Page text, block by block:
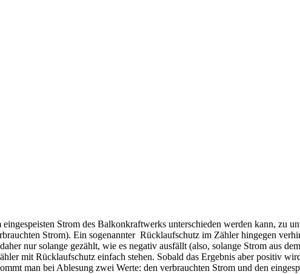
Strom des Balkonkraftwerks unterschieden werden kann, zu
Strom). Ein sogenannter Rücklaufschutz im Zähler hingegen
nur solange gezählt, wie es negativ ausfällt (also, solange Strom aus
mit Rücklaufschutz einfach stehen. Sobald das Ergebnis aber positiv
man bei Ablesung zwei Werte: den verbrauchten Strom und den